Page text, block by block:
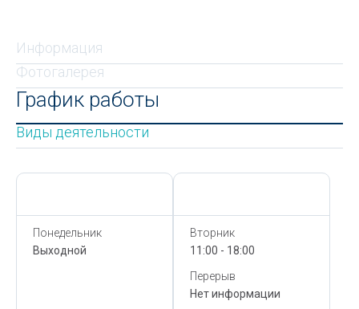
Информация
Фотогалерея
График работы
Виды деятельности
Понедельник
Выходной
Вторник
11:00 - 18:00
Перерыв
Нет информации